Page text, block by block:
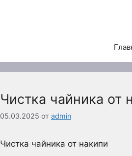
Чистка чайника от
05.03.2025 от admin
Чистка чайника от накипи